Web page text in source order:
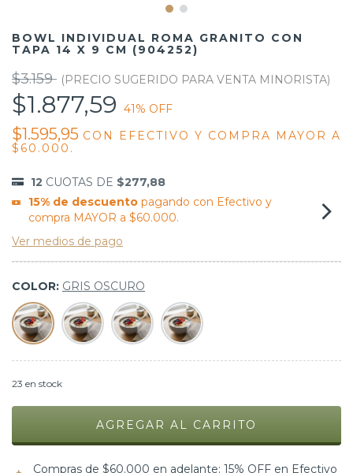
BOWL INDIVIDUAL ROMA GRANITO CON
TAPA 14 X 9 CM (904252)
$3.159
$1.877,59 41 % OFF
$1.595,95 CON
EFECTIVO Y COMPRA MAYOR A
$60.000.
12 CUOTAS DE $277,88
15% de descuentopagando con Efectivo y
compra MAYOR a $60.000.
Ver medios de pago
COLOR: GRIS OSCURO
23 en stock
Compras de $60.000 en adelante: 15% OFF en Efectivo